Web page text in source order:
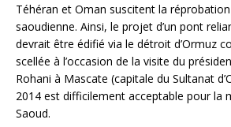
Téhéran et Oman suscitent la
saoudienne. Ainsi, le projet d’un pont
devrait être édifié via le détroit d’Ormuz
scellée à l’occasion de la visite du
Rohani à Mascate (capitale du Sultanat
2014 est difficilement acceptable pour la
Saoud.